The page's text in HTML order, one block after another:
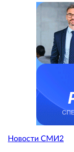
Новости СМИ2